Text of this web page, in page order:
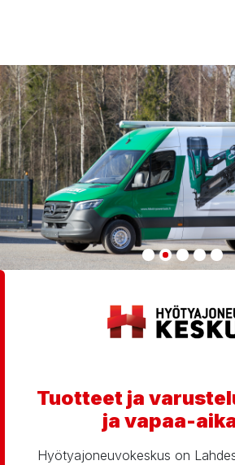
Tuotteet ja
ja vapaa-
Hyötyajoneuvokeskus on